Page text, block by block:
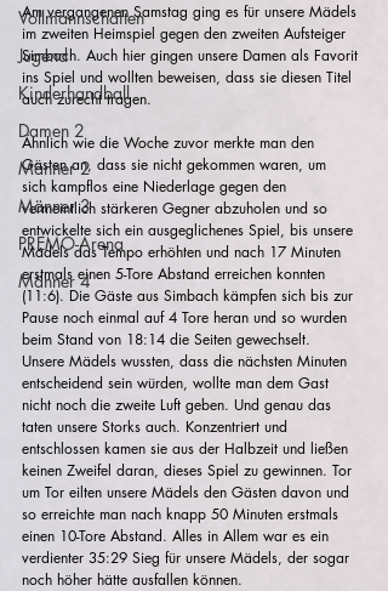
Vollmannschaften
Jugend
Kinderhandball
Damen 2
Männer 2
Männer 3
PREMO-Arena
Männer 4
Am vergangenen Samstag ging es für unsere Mädels
im zweiten Heimspiel gegen den zweiten Aufsteiger
Simbach. Auch hier gingen unsere Damen als Favorit
ins Spiel und wollten beweisen, dass sie diesen Titel
auch zurecht tragen.
Ähnlich wie die Woche zuvor merkte man den
Gästen an, dass sie nicht gekommen waren, um
sich kampflos eine Niederlage gegen den
vermeintlich stärkeren Gegner abzuholen und so
entwickelte sich ein ausgeglichenes Spiel, bis unsere
Mädels das Tempo erhöhten und nach 17 Minuten
erstmals einen 5-Tore Abstand erreichen konnten
(11:6). Die Gäste aus Simbach kämpfen sich bis zur
Pause noch einmal auf 4 Tore heran und so wurden
beim Stand von 18:14 die Seiten gewechselt.
Unsere Mädels wussten, dass die nächsten Minuten
entscheidend sein würden, wollte man dem Gast
nicht noch die zweite Luft geben. Und genau das
taten unsere Storks auch. Konzentriert und
entschlossen kamen sie aus der Halbzeit und ließen
keinen Zweifel daran, dieses Spiel zu gewinnen. Tor
um Tor eilten unsere Mädels den Gästen davon und
so erreichte man nach knapp 50 Minuten erstmals
einen 10-Tore Abstand. Alles in Allem war es ein
verdienter 35:29 Sieg für unsere Mädels, der sogar
noch höher hätte ausfallen können.